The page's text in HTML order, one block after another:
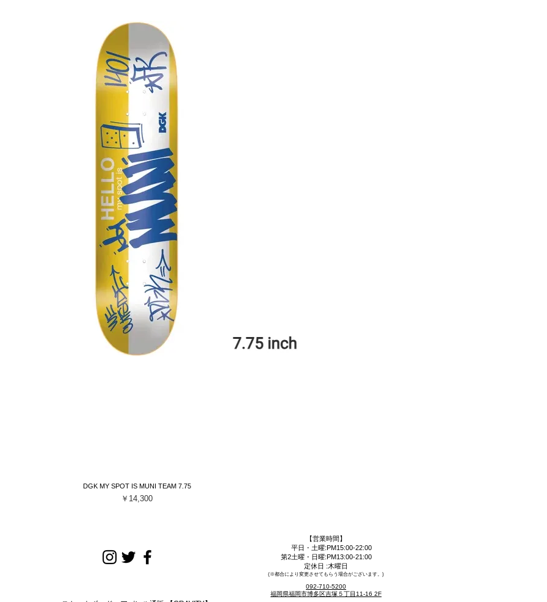
クイックビュー
DGK MY SPOT IS MUNI TEAM 7.75
価格
￥14,300
【営業時間】
平日・土曜:PM15:00-22:00
第2土曜・日曜:PM13:00-21:00
定休日 :木曜日​
(​※都合により変更させてもらう場合がございます。)
092-710-5200
福岡県福岡市博多区吉塚５丁目11-16 2F